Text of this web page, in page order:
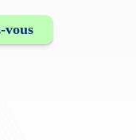
vous